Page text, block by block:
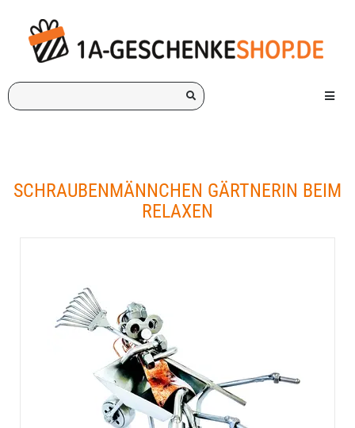
Ich
suche
Menü
SCHRAUBENMÄNNCHEN GÄRTNERIN BEIM
RELAXEN